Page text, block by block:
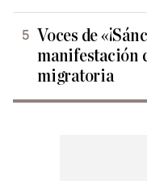
Voces de
manifestación
migratoria